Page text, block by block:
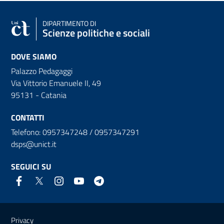
DIPARTIMENTO DI
Scienze politiche e sociali
DOVE SIAMO
Palazzo Pedagaggi
Via Vittorio Emanuele II, 49
95131 - Catania
CONTATTI
Telefono: 0957347248 / 0957347291
dsps@unict.it
SEGUICI SU
Link e informazioni utili
Privacy